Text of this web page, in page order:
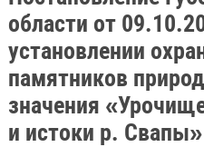
области от
установлении
памятников
значения
и истоки р. Свапы»